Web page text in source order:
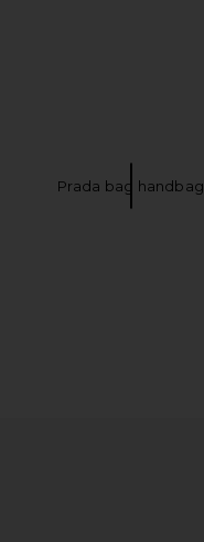
Prada bag handbag